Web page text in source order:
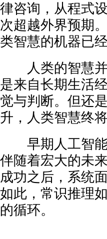
律咨询，从程式
次超越外界预期
类智慧的机器已
人类的智慧并
是来自长期生活
觉与判断。但还
升，人类智慧终
早期人工智能
伴随着宏大的未
成功之后，系统
如此，常识推理
的循环。